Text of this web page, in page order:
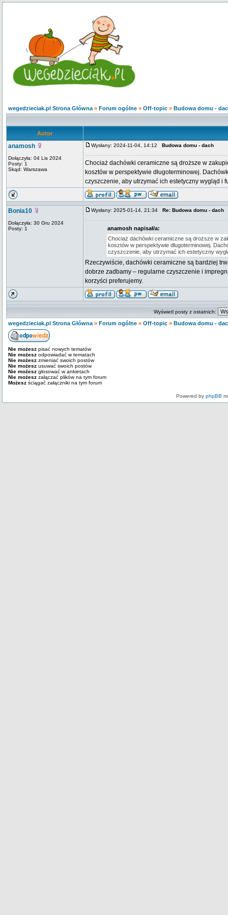
wegedzieciak.pl Strona Główna » Forum ogólne » Off-topic » Budowa domu -
Autor
anamosh
Dołączyła: 04 Lis 2024
Posty: 1
Skąd: Warszawa
Wysłany: 2024-11-04, 14:12 Budowa domu - dach
Chociaż dachówki ceramiczne są droższe w
kosztów w perspektywie długoterminowej.
czyszczenie, aby utrzymać ich estetyczny wygląd
Bonia10
Dołączyła: 30 Gru 2024
Posty: 1
Wysłany: 2025-01-14, 21:34 Re: Budowa domu - dach
anamosh napisał/a:
Chociaż dachówki ceramiczne są droższe w
kosztów w perspektywie długoterminowej.
czyszczenie, aby utrzymać ich estetyczny
Rzeczywiście, dachówki ceramiczne są bardziej
dobrze zadbamy – regularne czyszczenie i
korzyści preferujemy.
Wyświetl posty z ostatnich:
wegedzieciak.pl Strona Główna » Forum ogólne » Off-topic » Budowa domu -
Nie możesz pisać nowych tematów
Nie możesz odpowiadać w tematach
Nie możesz zmieniać swoich postów
Nie możesz usuwać swoich postów
Nie możesz głosować w ankietach
Nie możesz załączać plików na tym forum
Możesz ściągać załączniki na tym forum
Powered by phpBB